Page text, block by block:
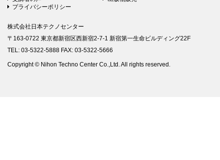
プライバシーポリシー
株式会社日本テクノセンター
〒163-0722 東京都新宿区西新宿2-7-1 新宿第一生命ビルディング22F
TEL: 03-5322-5888 FAX: 03-5322-5666
Copyright © Nihon Techno Center Co.,Ltd. All rights reserved.